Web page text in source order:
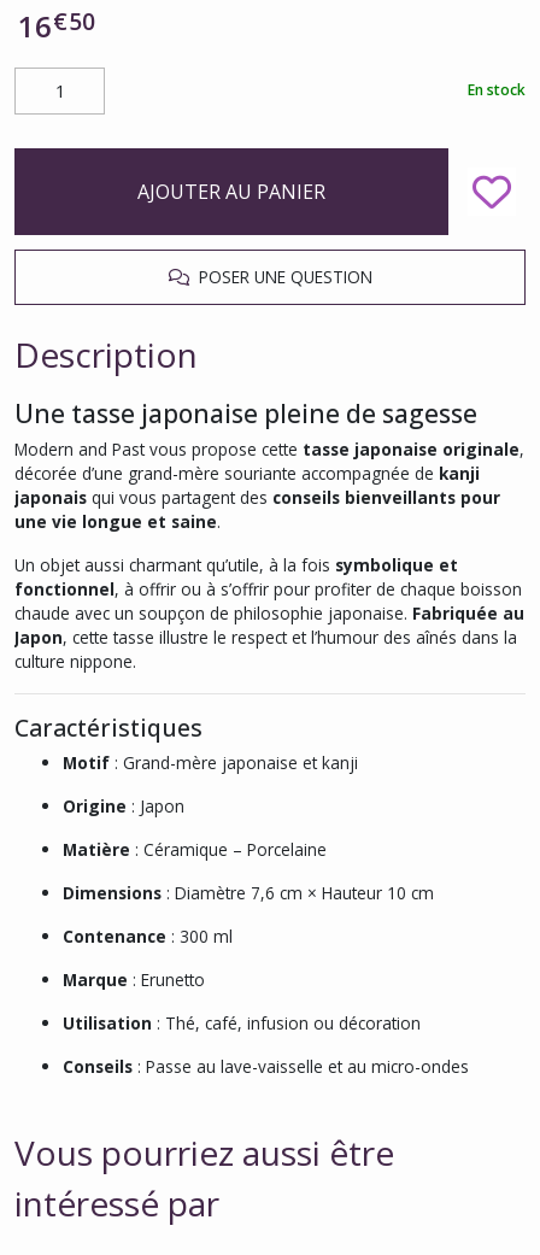
16€50
En stock
AJOUTER AU PANIER
POSER UNE QUESTION
Description
Une tasse japonaise pleine de sagesse
Modern and Past vous propose cette tasse japonaise originale,
décorée d’une grand-mère souriante accompagnée de kanji
japonais qui vous partagent des conseils bienveillants pour
une vie longue et saine.
Un objet aussi charmant qu’utile, à la fois symbolique et
fonctionnel, à offrir ou à s’offrir pour profiter de chaque boisson
chaude avec un soupçon de philosophie japonaise. Fabriquée au
Japon, cette tasse illustre le respect et l’humour des aînés dans la
culture nippone.
Caractéristiques
Motif : Grand-mère japonaise et kanji
Origine : Japon
Matière : Céramique – Porcelaine
Dimensions : Diamètre 7,6 cm × Hauteur 10 cm
Contenance : 300 ml
Marque : Erunetto
Utilisation : Thé, café, infusion ou décoration
Conseils : Passe au lave-vaisselle et au micro-ondes
Vous pourriez aussi être
intéressé par